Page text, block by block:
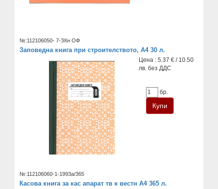
№:112106050- 7-ЗКн ОФ
Заповедна книга при строителството, A4 30 л.
Цена : 5.37 € / 10.50
лв. без ДДС
бр.
№:112106060-1-1993а/365
Касова книга за кас апарат тв к вестн А4 365 л.